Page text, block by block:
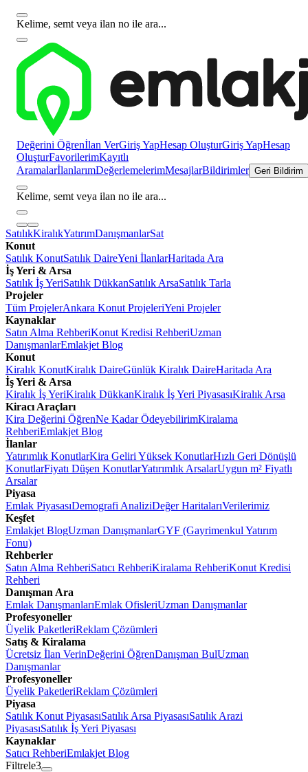
Kelime, semt veya ilan no ile ara...
Değerini Öğrenİlan VerGiriş YapHesap OluşturGiriş YapHesap
OluşturFavorilerimKayıtlı
AramalarİlanlarımDeğerlemelerimMesajlarBildirimler Geri Bildirim
Kelime, semt veya ilan no ile ara...
SatılıkKiralıkYatırımDanışmanlarSat
Konut
Satılık KonutSatılık DaireYeni İlanlarHaritada Ara
İş Yeri & Arsa
Satılık İş YeriSatılık DükkanSatılık ArsaSatılık Tarla
Projeler
Tüm ProjelerAnkara Konut ProjeleriYeni Projeler
Kaynaklar
Satın Alma RehberiKonut Kredisi RehberiUzman
DanışmanlarEmlakjet Blog
Konut
Kiralık KonutKiralık DaireGünlük Kiralık DaireHaritada Ara
İş Yeri & Arsa
Kiralık İş YeriKiralık DükkanKiralık İş Yeri PiyasasıKiralık Arsa
Kiracı Araçları
Kira Değerini ÖğrenNe Kadar ÖdeyebilirimKiralama
RehberiEmlakjet Blog
İlanlar
Yatırımlık KonutlarKira Geliri Yüksek KonutlarHızlı Geri Dönüşlü
KonutlarFiyatı Düşen KonutlarYatırımlık ArsalarUygun m² Fiyatlı
Arsalar
Piyasa
Emlak PiyasasıDemografi AnaliziDeğer HaritalarıVerilerimiz
Keşfet
Emlakjet BlogUzman DanışmanlarGYF (Gayrimenkul Yatırım
Fonu)
Rehberler
Satın Alma RehberiSatıcı RehberiKiralama RehberiKonut Kredisi
Rehberi
Danışman Ara
Emlak DanışmanlarıEmlak OfisleriUzman Danışmanlar
Profesyoneller
Üyelik PaketleriReklam Çözümleri
Satış & Kiralama
Ücretsiz İlan VerinDeğerini ÖğrenDanışman BulUzman
Danışmanlar
Profesyoneller
Üyelik PaketleriReklam Çözümleri
Piyasa
Satılık Konut PiyasasıSatılık Arsa PiyasasıSatılık Arazi
PiyasasıSatılık İş Yeri Piyasası
Kaynaklar
Satıcı RehberiEmlakjet Blog
Filtrele3